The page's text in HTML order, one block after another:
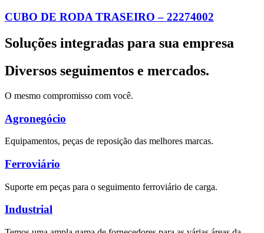
CUBO DE RODA TRASEIRO – 22274002
Soluções integradas para sua empresa
Diversos seguimentos e mercados.
O mesmo compromisso com você.
Agronegócio
Equipamentos, peças de reposição das melhores marcas.
Ferroviário
Suporte em peças para o seguimento ferroviário de carga.
Industrial